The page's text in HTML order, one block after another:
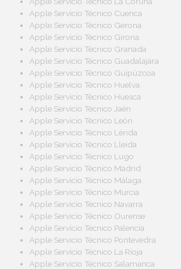
Apple Servicio Técnico Cuenca
Apple Servicio Técnico Gerona
Apple Servicio Técnico Girona
Apple Servicio Técnico Granada
Apple Servicio Técnico Guadalajara
Apple Servicio Técnico Guipúzcoa
Apple Servicio Técnico Huelva
Apple Servicio Técnico Huesca
Apple Servicio Técnico Jaén
Apple Servicio Técnico León
Apple Servicio Técnico Lérida
Apple Servicio Técnico Lleida
Apple Servicio Técnico Lugo
Apple Servicio Técnico Madrid
Apple Servicio Técnico Málaga
Apple Servicio Técnico Murcia
Apple Servicio Técnico Navarra
Apple Servicio Técnico Ourense
Apple Servicio Técnico Palencia
Apple Servicio Técnico Pontevedra
Apple Servicio Técnico La Rioja
Apple Servicio Técnico Salamanca